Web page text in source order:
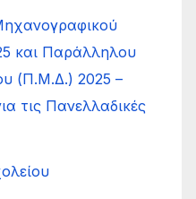
και Παράλληλου
(Π.Μ.Δ.) 2025 –
τις Πανελλαδικές